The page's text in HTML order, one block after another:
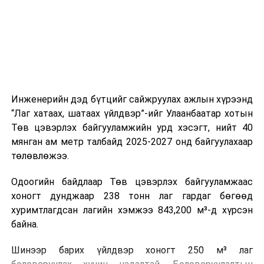
өдөр тутмын ажлын бэлэн байдлыг хангах зэрэг
практик ур чадварыг сургалтын хөтөлбөрт тусгажээ.
Сургалтыг танилцуулах лекц, асуулт-хариулт,
жишээнд суурилсан сургалт, багаар ажиллах дасгал,
танилцах, онцгой нөхцөлд ажиллах дадлага зэрэг
онол, практик хосолсон хэлбэрээр зохион байгуулж
байна.
зохион байгуулах Үндэсний хорооны Ажлын алба,
Инженерийн дэд бүтцийг сайжруулах ажлын хүрээнд
“Лаг хатаах, шатаах үйлдвэр”-ийг Улаанбаатар хотын
Төв цэвэрлэх байгууламжийн урд хэсэгт, нийт 40
мянган ам метр талбайд 2025-2027 онд байгуулахаар
төлөвлөжээ.
Одоогийн байдлаар Төв цэвэрлэх байгууламжаас
хоногт дунджаар 238 тонн лаг гардаг бөгөөд
хуримтлагдсан лагийн хэмжээ 843,200 м³-д хүрсэн
байна.
Шинээр барих үйлдвэр хоногт 250 м³ лаг